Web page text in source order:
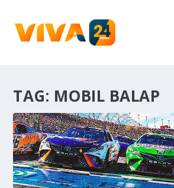
TAG: MOBIL BALAP